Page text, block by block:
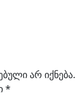
არ იქნება.
*